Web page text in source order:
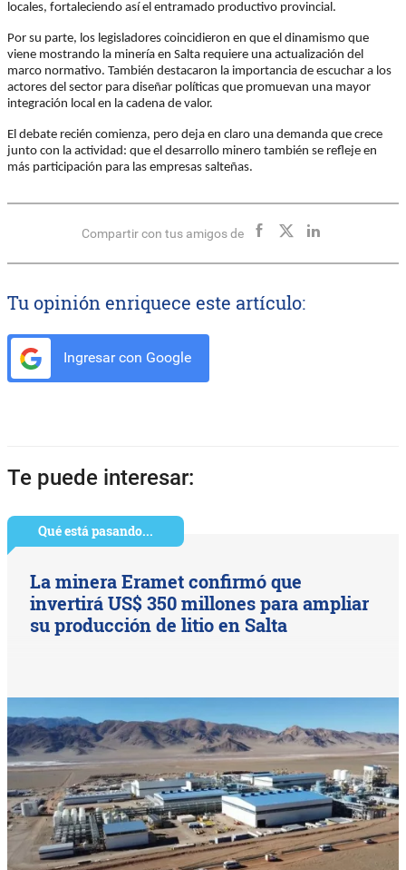
locales, fortaleciendo así el entramado productivo provincial.
Por su parte, los legisladores coincidieron en que el dinamismo que
viene mostrando la minería en Salta requiere una actualización del
marco normativo. También destacaron la importancia de escuchar a los
actores del sector para diseñar políticas que promuevan una mayor
integración local en la cadena de valor.
El debate recién comienza, pero deja en claro una demanda que crece
junto con la actividad: que el desarrollo minero también se refleje en
más participación para las empresas salteñas.
Compartir con tus amigos de
Tu opinión enriquece este artículo:
Ingresar con Google
Te puede interesar:
Qué está pasando...
La minera Eramet confirmó que
invertirá US$ 350 millones para ampliar
su producción de litio en Salta